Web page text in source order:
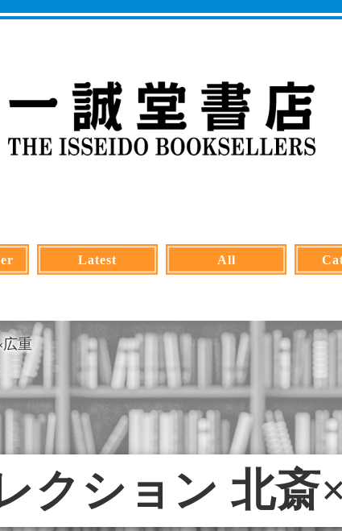
Latest All
広重
クション 北斎